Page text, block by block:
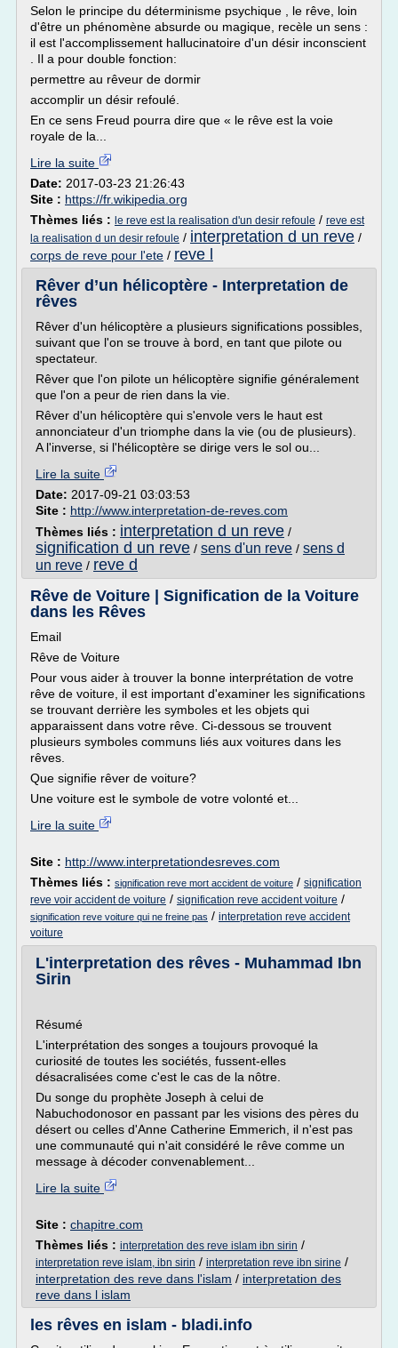
Selon le principe du déterminisme psychique , le rêve, loin
d'être un phénomène absurde ou magique, recèle un sens :
il est l'accomplissement hallucinatoire d'un désir inconscient
. Il a pour double fonction:
permettre au rêveur de dormir
accomplir un désir refoulé.
En ce sens Freud pourra dire que « le rêve est la voie
royale de la...
Lire la suite
Date: 2017-03-23 21:26:43
Site : https://fr.wikipedia.org
Thèmes liés : le reve est la realisation d'un desir refoule / reve est
la realisation d un desir refoule / interpretation d un reve /
corps de reve pour l'ete / reve l
Rêver d’un hélicoptère - Interpretation de
rêves
Rêver d'un hélicoptère a plusieurs significations possibles,
suivant que l'on se trouve à bord, en tant que pilote ou
spectateur.
Rêver que l'on pilote un hélicoptère signifie généralement
que l'on a peur de rien dans la vie.
Rêver d'un hélicoptère qui s'envole vers le haut est
annonciateur d'un triomphe dans la vie (ou de plusieurs).
A l'inverse, si l'hélicoptère se dirige vers le sol ou...
Lire la suite
Date: 2017-09-21 03:03:53
Site : http://www.interpretation-de-reves.com
Thèmes liés : interpretation d un reve /
signification d un reve / sens d'un reve / sens d
un reve / reve d
Rêve de Voiture | Signification de la Voiture
dans les Rêves
Email
Rêve de Voiture
Pour vous aider à trouver la bonne interprétation de votre
rêve de voiture, il est important d'examiner les significations
se trouvant derrière les symboles et les objets qui
apparaissent dans votre rêve. Ci-dessous se trouvent
plusieurs symboles communs liés aux voitures dans les
rêves.
Que signifie rêver de voiture?
Une voiture est le symbole de votre volonté et...
Lire la suite
Site : http://www.interpretationdesreves.com
Thèmes liés : signification reve mort accident de voiture / signification
reve voir accident de voiture / signification reve accident voiture /
signification reve voiture qui ne freine pas / interpretation reve accident
voiture
L'interpretation des rêves - Muhammad Ibn
Sirin
Résumé
L'interprétation des songes a toujours provoqué la
curiosité de toutes les sociétés, fussent-elles
désacralisées come c'est le cas de la nôtre.
Du songe du prophète Joseph à celui de
Nabuchodonosor en passant par les visions des pères du
désert ou celles d'Anne Catherine Emmerich, il n'est pas
une communauté qui n'ait considéré le rêve comme un
message à décoder convenablement...
Lire la suite
Site : chapitre.com
Thèmes liés : interpretation des reve islam ibn sirin /
interpretation reve islam, ibn sirin / interpretation reve ibn sirine /
interpretation des reve dans l'islam / interpretation des
reve dans l islam
les rêves en islam - bladi.info